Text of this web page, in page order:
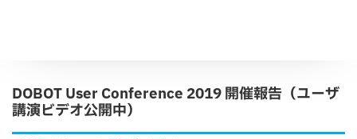
DOBOT User Conference 2019 開催報告（ユーザ
講演ビデオ公開中）